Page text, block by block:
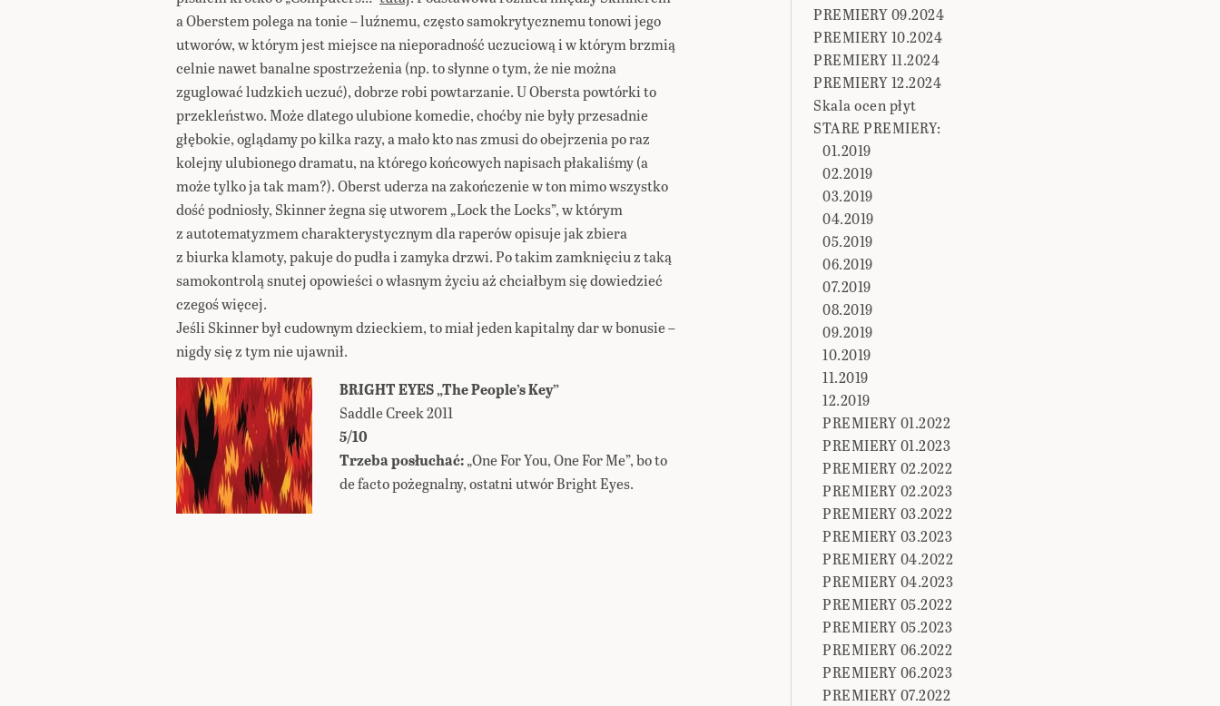
a Oberstem polega na tonie – luźnemu, często samokrytycznemu tonowi jego
utworów, w którym jest miejsce na nieporadność uczuciową i w którym brzmią
celnie nawet banalne spostrzeżenia (np. to słynne o tym, że nie można
zguglować ludzkich uczuć), dobrze robi powtarzanie. U Obersta powtórki to
przekleństwo. Może dlatego ulubione komedie, choćby nie były przesadnie
głębokie, oglądamy po kilka razy, a mało kto nas zmusi do obejrzenia po raz
kolejny ulubionego dramatu, na którego końcowych napisach płakaliśmy (a
może tylko ja tak mam?). Oberst uderza na zakończenie w ton mimo wszystko
dość podniosły, Skinner żegna się utworem „Lock the Locks”, w którym
z autotematyzmem charakterystycznym dla raperów opisuje jak zbiera
z biurka klamoty, pakuje do pudła i zamyka drzwi. Po takim zamknięciu z taką
samokontrolą snutej opowieści o własnym życiu aż chciałbym się dowiedzieć
czegoś więcej.
Jeśli Skinner był cudownym dzieckiem, to miał jeden kapitalny dar w bonusie –
nigdy się z tym nie ujawnił.
BRIGHT EYES „The People’s Key”
Saddle Creek 2011
5/10
Trzeba posłuchać:„One For You, One For Me”, bo to
de facto pożegnalny, ostatni utwór Bright Eyes.
PREMIERY 09.2024
PREMIERY 10.2024
PREMIERY 11.2024
PREMIERY 12.2024
Skala ocen płyt
STARE PREMIERY:
01.2019
02.2019
03.2019
04.2019
05.2019
06.2019
07.2019
08.2019
09.2019
10.2019
11.2019
12.2019
PREMIERY 01.2022
PREMIERY 01.2023
PREMIERY 02.2022
PREMIERY 02.2023
PREMIERY 03.2022
PREMIERY 03.2023
PREMIERY 04.2022
PREMIERY 04.2023
PREMIERY 05.2022
PREMIERY 05.2023
PREMIERY 06.2022
PREMIERY 06.2023
PREMIERY 07.2022